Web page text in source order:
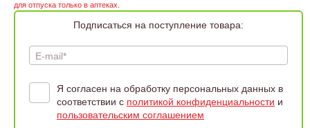
для отпуска только в аптеках.
Подписаться на поступление товара:
E-mail*
Я согласен на обработку персональных данных в
соответствии с политикой конфиденциальности и
пользовательским соглашением